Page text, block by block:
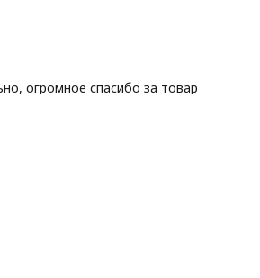
огромное спасибо за товар